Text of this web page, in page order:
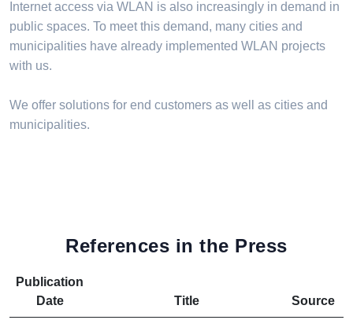
Internet access via WLAN is also increasingly in demand in
public spaces. To meet this demand, many cities and
municipalities have already implemented WLAN projects
with us.
We offer solutions for end customers as well as cities and
municipalities.
References in the Press
Publication
Date
Title Source